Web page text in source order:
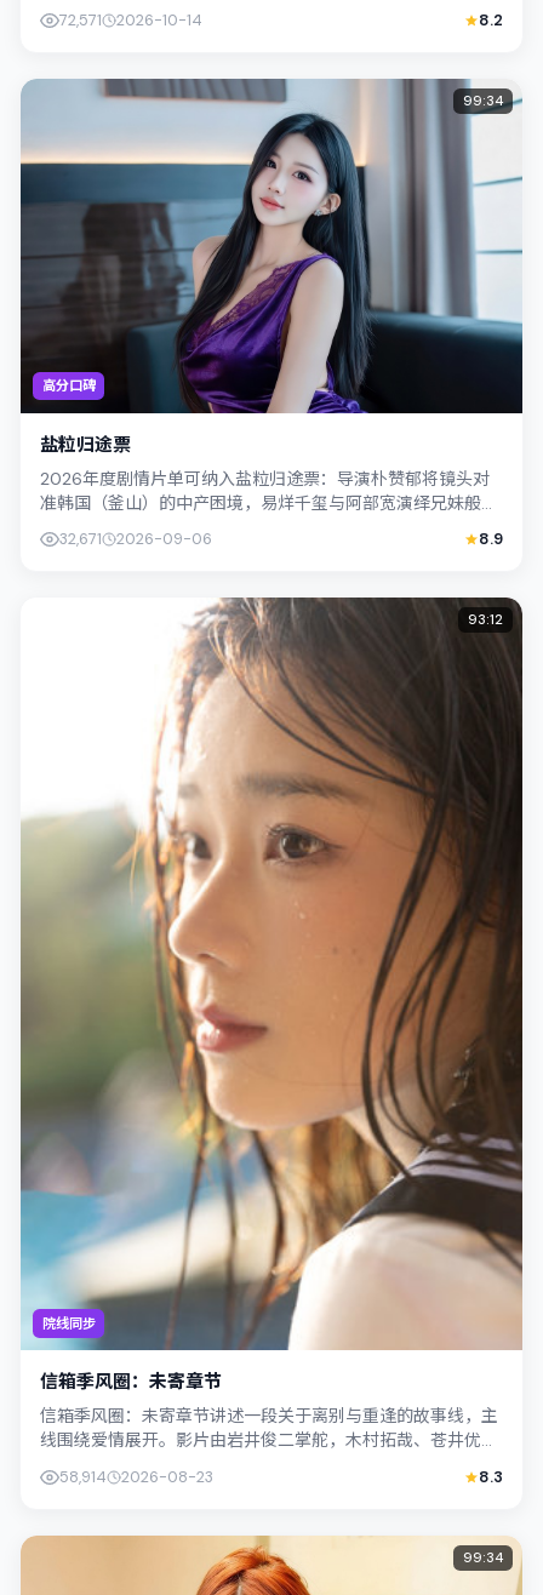
72,571 2026-10-14 8.2
高分口碑
99:34
盐粒归途票
2026年度剧情片单可纳入盐粒归途票：导演朴赞郁将镜头对
准韩国（釜山）的中产困境，易烊千玺与阿部宽演绎兄妹般羁
绊，文本层面兼顾悬疑线索与情感救赎...
32,671 2026-09-06 8.9
院线同步
93:12
信箱季风圈：未寄章节
信箱季风圈：未寄章节讲述一段关于离别与重逢的故事线，主
线围绕爱情展开。影片由岩井俊二掌舵，木村拓哉、苍井优联
58,914 2026-08-23 8.3
99:34